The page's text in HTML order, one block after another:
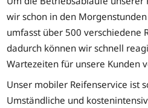
wir schon in den
umfasst über 500 verschiedene
dadurch können wir schnell
Wartezeiten für unsere Kunden
Unser mobiler Reifenservice ist
Umständliche und